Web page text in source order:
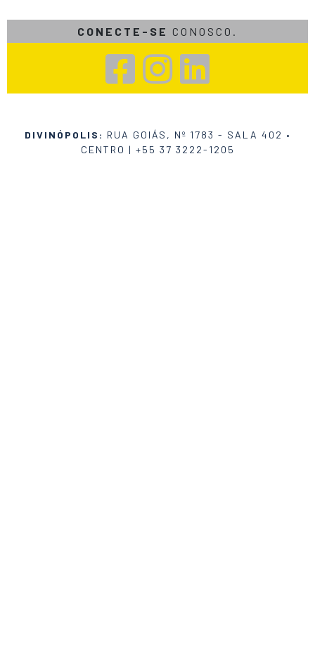
CONECTE-SE CONOSCO.
DIVINÓPOLIS: RUA GOIÁS, Nº 1783 - SALA 402 •
CENTRO | +55 37 3222-1205